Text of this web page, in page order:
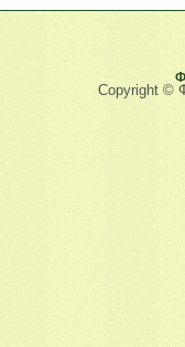
Copyright ©